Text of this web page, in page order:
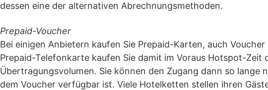
dessen eine der alternativen Abrechnungsmethoden.
Prepaid-Voucher
Bei einigen Anbietern kaufen Sie Prepaid-Karten, auch
Prepaid-Telefonkarte kaufen Sie damit im Voraus Hotspot-Zeit
Übertragungsvolumen. Sie können den Zugang dann so lange
dem Voucher verfügbar ist. Viele Hotelketten stellen ihren